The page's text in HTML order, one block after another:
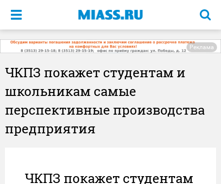
Меню
Реклама
ЧКПЗ покажет студентам и
школьникам самые
перспективные производства
предприятия
ЧКПЗ покажет студентам